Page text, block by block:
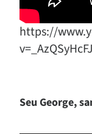
https://
Seu George,